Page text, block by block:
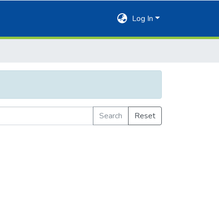
Log In
Search
Reset